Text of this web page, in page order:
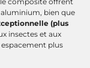
aluminium, bien que
(plus
insectes et aux
plus